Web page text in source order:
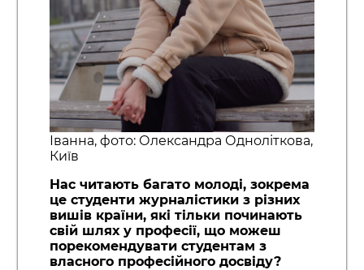
Іванна, фото: Олександра Одноліткова,
Київ
Нас читають багато молоді, зокрема
це студенти журналістики з різних
вишів країни, які тільки починають
свій шлях у професії, що можеш
порекомендувати студентам з
власного професійного досвіду?